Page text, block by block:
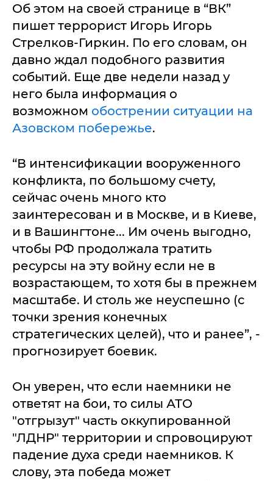
Об этом на своей странице в “ВК”
пишет террорист Игорь Игорь
Стрелков-Гиркин. По его словам, он
давно ждал подобного развития
событий. Еще две недели назад у
него была информация о
возможном обострении ситуации на
Азовском побережье.
“В интенсификации вооруженного
конфликта, по большому счету,
сейчас очень много кто
заинтересован и в Москве, и в Киеве,
и в Вашингтоне... Им очень выгодно,
чтобы РФ продолжала тратить
ресурсы на эту войну если не в
возрастающем, то хотя бы в прежнем
масштабе. И столь же неуспешно (с
точки зрения конечных
стратегических целей), что и ранее”, -
прогнозирует боевик.
Он уверен, что если наемники не
ответят на бои, то силы АТО
"отгрызут" часть оккупированной
"ЛДНР" территории и спровоцируют
падение духа среди наемников. К
слову, эта победа может